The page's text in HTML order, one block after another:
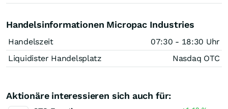
Handelsinformationen Micropac Industries
Handelszeit
07:30 - 18:30 Uhr
Liquidister Handelsplatz
Nasdaq OTC
Aktionäre interessieren sich auch für: